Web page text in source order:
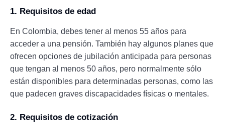
1. Requisitos de edad
En Colombia, debes tener al menos 55 años para
acceder a una pensión. También hay algunos planes que
ofrecen opciones de jubilación anticipada para personas
que tengan al menos 50 años, pero normalmente sólo
están disponibles para determinadas personas, como las
que padecen graves discapacidades físicas o mentales.
2. Requisitos de cotización